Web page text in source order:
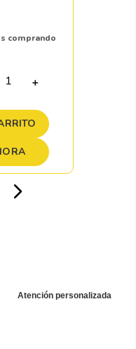
comprando
＋
Atención personalizada